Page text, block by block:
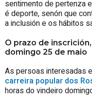
sentimento de pertenza
é deporte, senón que
a inclusión e os hábitos
O prazo de
domingo 25 de maio
As persoas interesadas
carreira popular dos
horas do vindeiro